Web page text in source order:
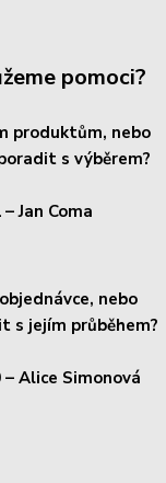
pomoci?
produktům, nebo
s výběrem?
– Jan Coma
nebo
s jejím průběhem?
– Alice Simonová